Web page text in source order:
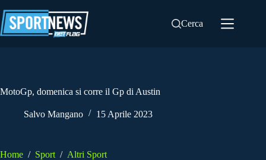
al
contenuto
Cerca
MotoGp, domenica si corre il Gp di Austin
Salvo Mangano 15 Aprile 2023
Home / Sport / Altri Sport